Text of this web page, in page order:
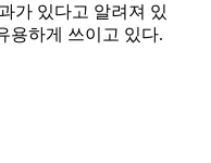
가 있다고 알려져 있
용하게 쓰이고 있다.